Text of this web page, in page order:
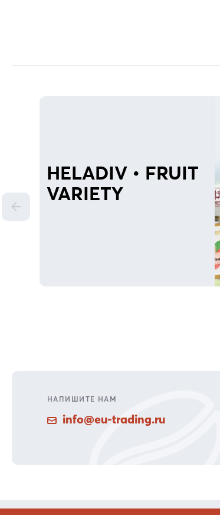
HELADIV • FRUIT
VARIETY
НАПИШИТЕ НАМ
info@eu-trading.ru